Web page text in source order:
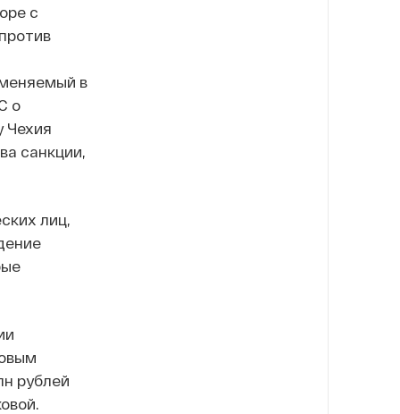
с
в
о
Чехия
санкции,
лиц,
рублей